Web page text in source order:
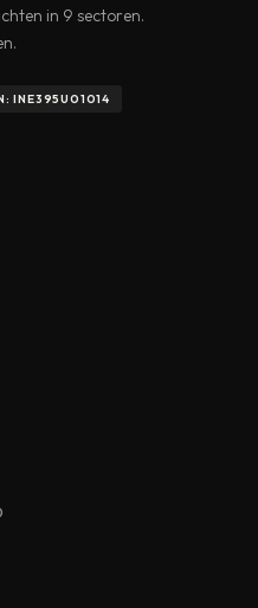
in 9 sectoren.
INE395U01014